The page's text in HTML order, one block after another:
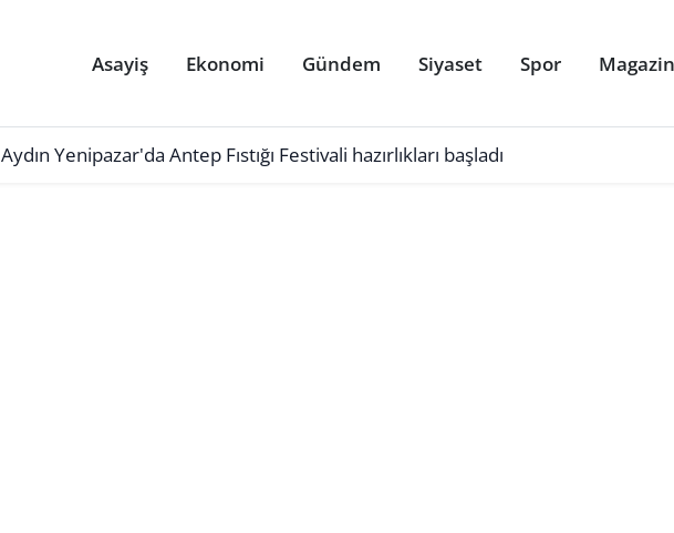
Asayiş Ekonomi Gündem Siyaset Spor Magazin
Aydın Yenipazar'da Antep Fıstığı Festivali hazırlıkları başladı